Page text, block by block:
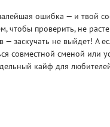
ошибка — и твой
чтобы проверить, не
заскучать не выйдет! А
совместной сменой или
кайф для